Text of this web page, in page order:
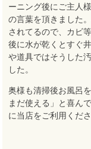
ーニング後にご主人
の言葉を頂きました
されてるので、カビ
後に水が乾くとすぐ
や道具ではそうした
した。
奥様も清掃後お風呂
まだ使える」と喜ん
に当店をご利用くだ